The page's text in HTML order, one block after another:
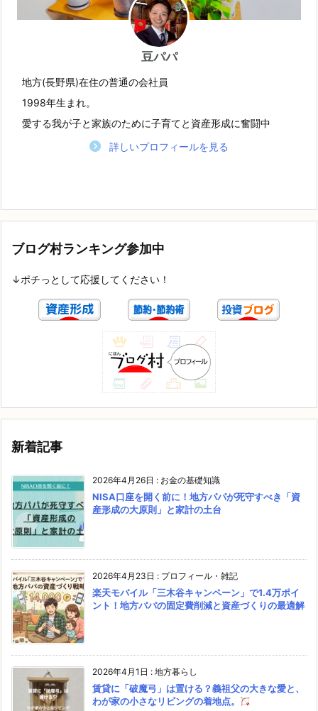
豆パパ
地方(長野県)在住の普通の会社員
1998年生まれ。
愛する我が子と家族のために子育てと資産形成に奮闘中
詳しいプロフィールを見る
ブログ村ランキング参加中
↓ポチっとして応援してください！
新着記事
2026年4月26日 : お金の基礎知識
NISA口座を開く前に！地方パパが死守すべき「資
産形成の大原則」と家計の土台
2026年4月23日 : プロフィール・雑記
楽天モバイル「三木谷キャンペーン」で1.4万ポイ
ント！地方パパの固定費削減と資産づくりの最適解
2026年4月1日 : 地方暮らし
賃貸に「破魔弓」は置ける？義祖父の大きな愛と、
わが家の小さなリビングの着地点。